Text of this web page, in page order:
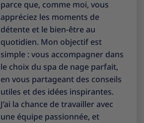
parce que, comme moi, vous
appréciez les moments de
détente et le bien-être au
quotidien. Mon objectif est
simple : vous accompagner dans
le choix du spa de nage parfait,
en vous partageant des conseils
utiles et des idées inspirantes.
J’ai la chance de travailler avec
une équipe passionnée, et